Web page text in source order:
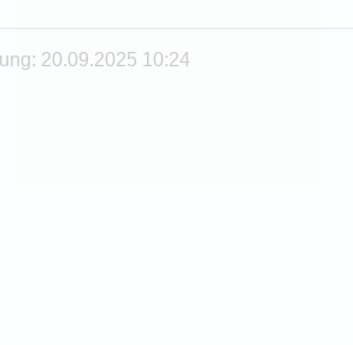
20.09.2025 10:24